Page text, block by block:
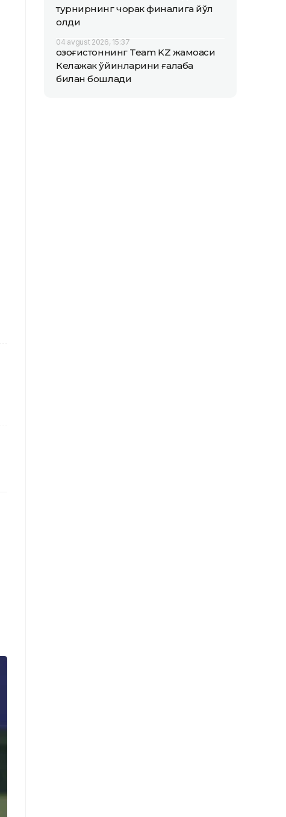
турнирнинг чорак финалига йўл
олди
04 avgust 2026, 15:37
Қозоғистоннинг Team KZ жамоаси
Келажак ўйинларини ғалаба
билан бошлади